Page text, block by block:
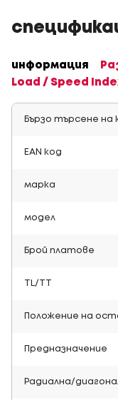
информация
Load / Speed
Бързо търсене на
EAN код
марка
модел
Брой платове
TL/TT
Положение на
Предназначение
Радиална/